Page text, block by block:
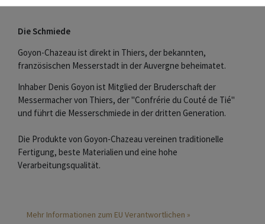
Die Schmiede
Goyon-Chazeau ist direkt in Thiers, der bekannten,
französischen Messerstadt in der Auvergne beheimatet.
Inhaber Denis Goyon ist Mitglied der Bruderschaft der
Messermacher von Thiers, der "Confrérie du Couté de Tié"
und führt die Messerschmiede in der dritten Generation.
Die Produkte von Goyon-Chazeau vereinen traditionelle
Fertigung, beste Materialien und eine hohe
Verarbeitungsqualität.
Mehr Informationen zum EU Verantwortlichen »